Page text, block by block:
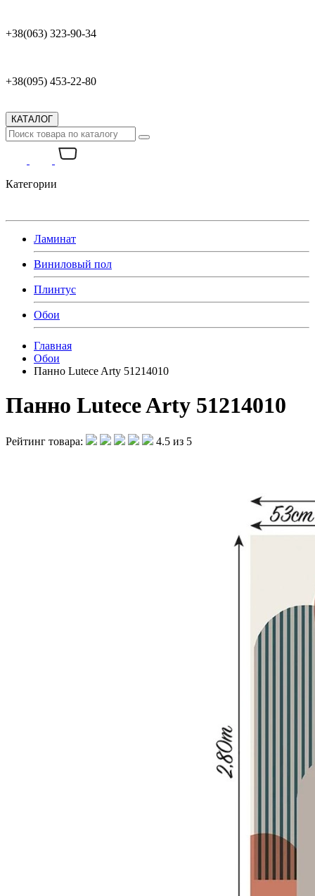
+38(063) 323-90-34
+38(095) 453-22-80
КАТАЛОГ
Категории
Ламинат
Виниловый пол
Плинтус
Обои
Главная
Обои
Панно Lutece Arty 51214010
Панно Lutece Arty 51214010
Рейтинг товара: 4.5 из 5